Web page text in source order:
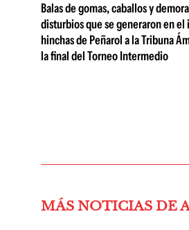
Balas de gomas, caballos y
disturbios que se generaron en el
hinchas de Peñarol a la Tribuna
la final del Torneo Intermedio
MÁS NOTICIAS DE